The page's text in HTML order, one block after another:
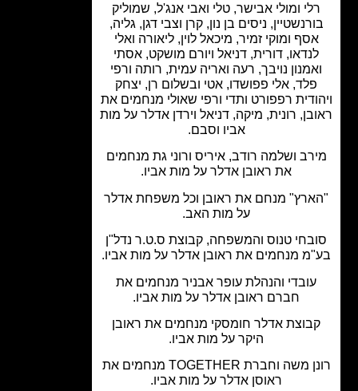
ומולי אבישר, טלי ואבי אנג'ל, שמוליק
ניסים בן נון, קרן וצבי דגן, גליה,
ומוקי זמיר, מיכאל לוין, ליאורה ואלי
דורית, דניאל ויורם מושקט, אסתי
נויבך, רעה ואריה עמית, רותה ורפי
אלי פפושדו, אטי ובשלום רן, יצחק
רפפורט ותדי ורפי שאולי מנחמים את
רונית, מיקה, דניאל וירדן אדלר על מות
אביו וסבם.
ושלמה רודב, איריס ורוני גת מנחמים
את ראובן אדלר על מות אביו.
מנחם את ראובן וכל משפחת אדלר
על מות האב.
טנוס והמשפחה, קבוצת ס.ט.ר נדל"ן
מנחמים את ראובן אדלר על מות אביו.
עובדי והנהלת עופר אבניר מנחמים את
חברם ראובן אדלר על מות אביו.
אדלר חומסקי מנחמים את ראובן
היקר על מות אביו.
רונן משה וחברת TOGETHER מנחמים את
ראוסן אדלר על מות אביו.